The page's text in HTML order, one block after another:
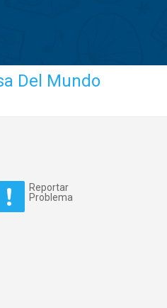
Del Mundo
Reportar
Problema